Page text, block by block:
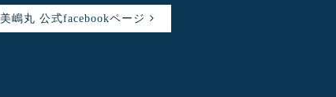
美嶋丸 公式facebookページ